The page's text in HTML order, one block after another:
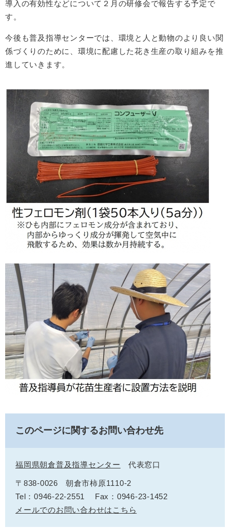
導入の有効性などについて２月の研修会で報告する予定で
す。
今後も普及指導センターでは、環境と人と動物のより良い関
係づくりのために、環境に配慮した花き生産の取り組みを推
進していきます。
このページに関するお問い合わせ先
福岡県朝倉普及指導センター 代表窓口
〒838-0026
朝倉市柿原1110-2
Tel：0946-22-2551
Fax：0946-23-1452
メールでのお問い合わせはこちら